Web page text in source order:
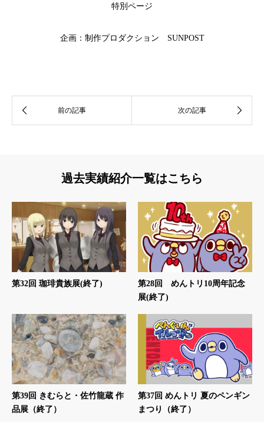
特別ページ
企画：制作プロダクション SUNPOST
過去実績紹介一覧はこちら
第32回 珈琲貴族展(終了)
第28回 めんトリ10周年記念
展(終了)
第39回 きむらと・佐竹龍蔵 作
品展（終了）
第37回 めんトリ 夏のペンギン
まつり（終了）